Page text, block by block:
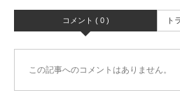
コメント ( 0 ) ト
この記事へのコメントはありません。